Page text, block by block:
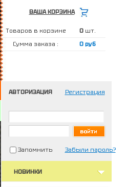
ВАША КОРЗИНА
Товаров в корзине 0 шт.
Сумма заказа :
0 руб
АВТОРИЗАЦИЯ Регистрация
Запомнить Забыли пароль?
НОВИНКИ